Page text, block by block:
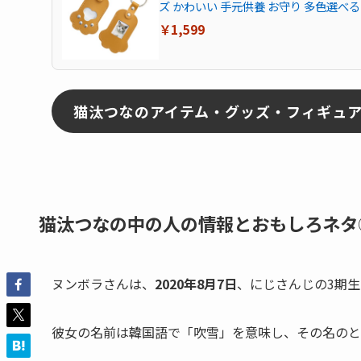
ズ かわいい 手元供養 お守り 多色選べ
￥1,599
猫汰つなのアイテム・グッズ・フィギュ
猫汰つなの中の人の情報とおもしろネ
ヌンボラさんは、 2020年8月7日、にじさんじの3期
彼女の名前は韓国語で「吹雪」 を意味し、その名の